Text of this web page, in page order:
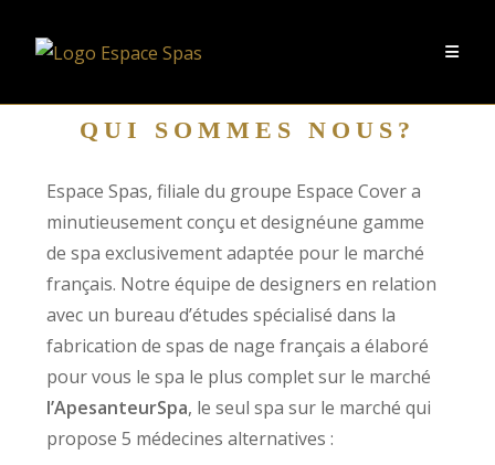
QUI SOMMES NOUS?
Espace Spas, filiale du groupe Espace Covera
minutieusement conçu et designéune gamme
de spa exclusivement adaptée pour le marché
français. Notre équipe de designers en relation
avec un bureau d’études spécialisé dans la
fabrication de spas de nage français a élaboré
pour vous le spa le plus complet sur le marché
l’ApesanteurSpa, le seul spa sur le marché qui
propose 5 médecines alternatives :